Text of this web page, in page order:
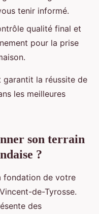
tenir informé.
qualité final et
pour la prise
la réussite de
les meilleures
son terrain
?
fondation de votre
de-Tyrosse.
des